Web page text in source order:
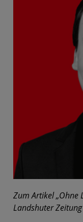
Zum Artikel „Ohne
Landshuter